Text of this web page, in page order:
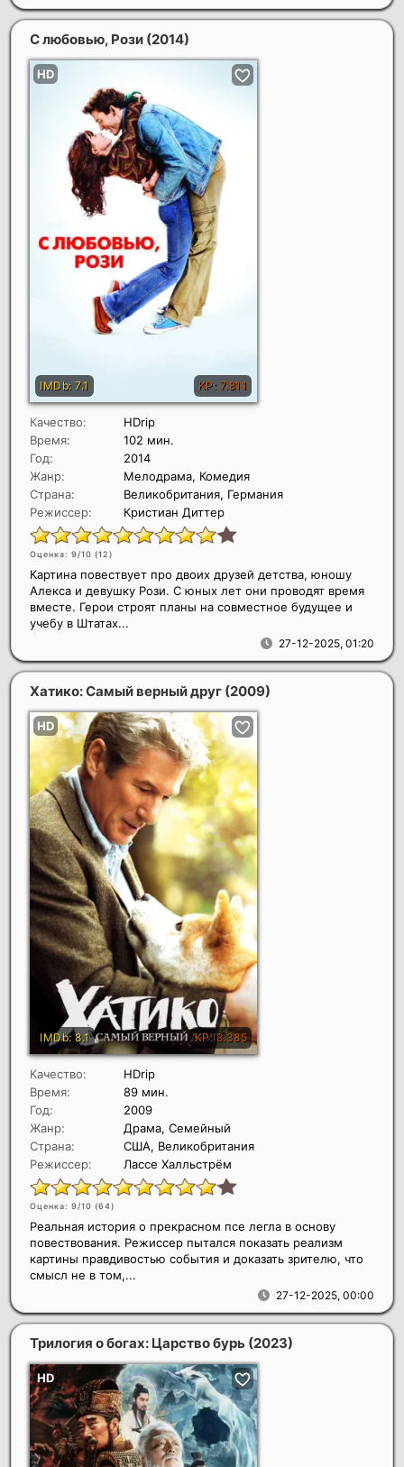
С любовью, Рози (2014)
Качество:
HDrip
Время:
102 мин.
Год:
2014
Жанр:
Мелодрама, Комедия
Страна:
Великобритания, Германия
Режиссер:
Кристиан Диттер
Оценка: 9/10 (12)
27-12-2025, 01:20
Картина повествует про двоих друзей детства, юношу
Алекса и девушку Рози. С юных лет они проводят время
вместе. Герои строят планы на совместное будущее и
учебу в Штатах...
Хатико: Самый верный друг (2009)
Качество:
HDrip
Время:
89 мин.
Год:
2009
Жанр:
Драма, Семейный
Страна:
США, Великобритания
Режиссер:
Лассе Халльстрём
Оценка: 9/10 (64)
27-12-2025, 00:00
Реальная история о прекрасном псе легла в основу
повествования. Режиссер пытался показать реализм
картины правдивостью события и доказать зрителю, что
смысл не в том,...
Трилогия о богах: Царство бурь (2023)